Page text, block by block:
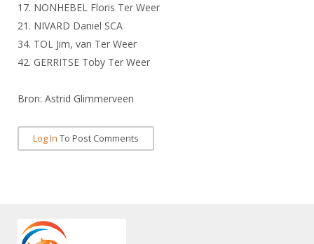
Witte Vlekkenplan
Oprichting Vereniging
Overschrijven leden
Scheidsrechterslijst
Import inschrijvingen uit Nahouw
Verwerk wedstrijduitslagen
Promotie en logo
Infotheek
Bibliotheek
17. NONHEBEL Floris Ter Weer
21. NIVARD Daniel SCA
34. TOL Jim, van Ter Weer
42. GERRITSE Toby Ter Weer
Bron: Astrid Glimmerveen
Log In To Post Comments